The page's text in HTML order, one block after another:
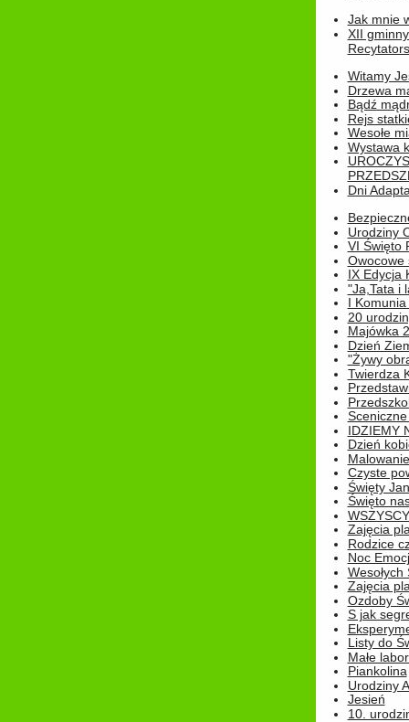
Jak mnie
XII
Witamy
Drzewa
Bądź
Rejs
Wesołe
Wystawa
Dni
Urodziny
VI Święto
Owocowe
IX Edycja
"Ja,Tata i
I
20
Majówka
Dzień
"Żywy
Twierdza
IDZIEMY
Dzień
Czyste
Święty
Święto
Zajęcia
Rodzice
Noc
Wesołych
Zajęcia
Ozdoby
S jak
Listy do
Małe
Piankolina
Urodziny
Jesień
10.